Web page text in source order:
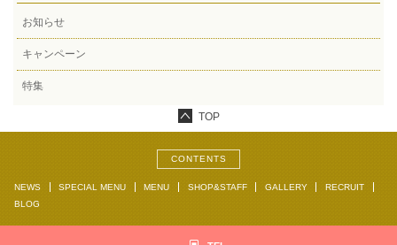
お知らせ
キャンペーン
特集
TOP
CONTENTS
NEWS SPECIAL MENU MENU SHOP&STAFF GALLERY
RECRUIT
BLOG